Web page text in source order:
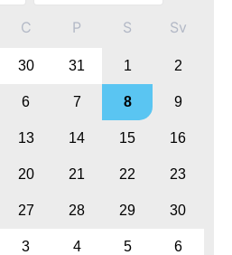
C P S Sv
30 31 1 2
6 7 8 9
13 14 15 16
20 21 22 23
27 28 29 30
3 4 5 6